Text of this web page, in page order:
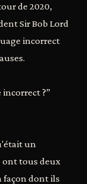
de 2020,
Sir Bob Lord
incorrect
?”
un
ont tous deux
façon dont ils